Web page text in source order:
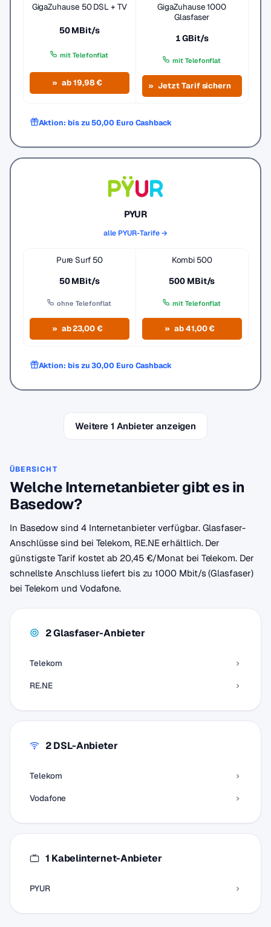
GigaZuhause 50 DSL + TV
50 MBit/s
mit Telefonflat
ab 19,98 €
GigaZuhause 1000
Glasfaser
1 GBit/s
mit Telefonflat
Jetzt Tarif sichern
Aktion: bis zu 50,00 Euro Cashback
PYUR
alle PYUR-Tarife →
Pure Surf 50
50 MBit/s
ohne Telefonflat
ab 23,00 €
Kombi 500
500 MBit/s
mit Telefonflat
ab 41,00 €
Aktion: bis zu 30,00 Euro Cashback
Weitere 1 Anbieter anzeigen
ÜBERSICHT
Welche Internetanbieter gibt es in
Basedow?
In Basedow sind 4 Internetanbieter verfügbar. Glasfaser-
Anschlüsse sind bei Telekom, RE.NE erhältlich. Der
günstigste Tarif kostet ab 20,45 €/Monat bei Telekom. Der
schnellste Anschluss liefert bis zu 1000 Mbit/s (Glasfaser)
bei Telekom und Vodafone.
2 Glasfaser-Anbieter
Telekom
RE.NE
2 DSL-Anbieter
Telekom
Vodafone
1 Kabelinternet-Anbieter
PYUR